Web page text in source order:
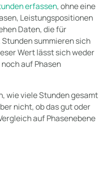
erfassen, ohne eine
Leistungspositionen
Daten, die für
summieren sich
Wert lässt sich weder
auf Phasen
wie viele Stunden gesamt
nicht, ob das gut oder
auf Phasenebene